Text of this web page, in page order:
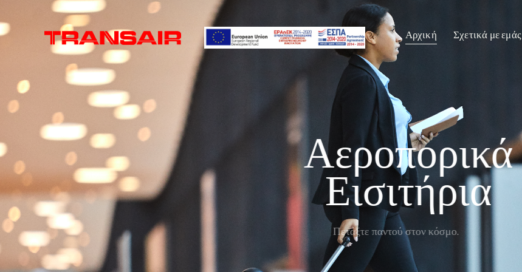
Αρχική Σχετικά με εμάς
Αεροπορικά
Εισιτήρια
Πετάξτε παντού στον κόσμο.